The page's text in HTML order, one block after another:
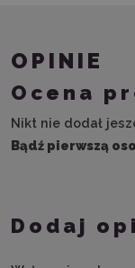
OPINIE
Ocena
Nikt nie dodał
Bądź pierwszą
Dodaj